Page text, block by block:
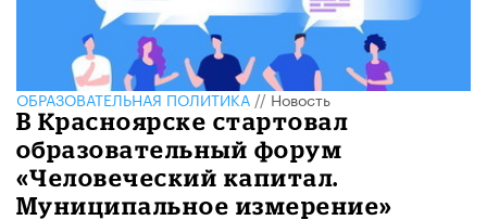
ОБРАЗОВАТЕЛЬНАЯ ПОЛИТИКА//Новость
В Красноярске стартовал
образовательный форум
«Человеческий капитал.
Муниципальное измерение»